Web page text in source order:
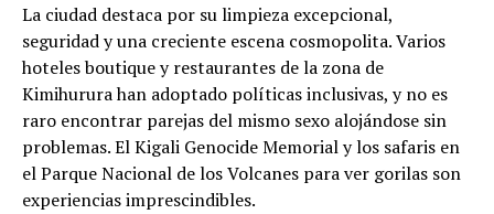
La ciudad destaca por su limpieza excepcional,
seguridad y una creciente escena cosmopolita. Varios
hoteles boutique y restaurantes de la zona de
Kimihurura han adoptado políticas inclusivas, y no es
raro encontrar parejas del mismo sexo alojándose sin
problemas. El Kigali Genocide Memorial y los safaris en
el Parque Nacional de los Volcanes para ver gorilas son
experiencias imprescindibles.